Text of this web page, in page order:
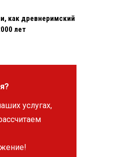
как древнеримский
лет
услугах,